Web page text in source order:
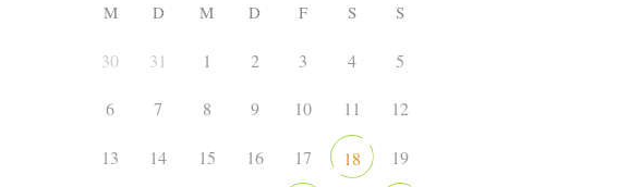
M D M D F S S
30 31 1 2 3 4 5
6 7 8 9 10 11 12
13 14 15 16 17 18 19